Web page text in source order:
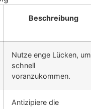
Beschreibung
Nutze enge Lücken, um
schnell
voranzukommen.
Antizipiere die